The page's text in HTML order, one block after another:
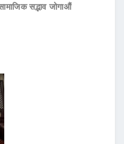
सद्भाव जोगाऔं